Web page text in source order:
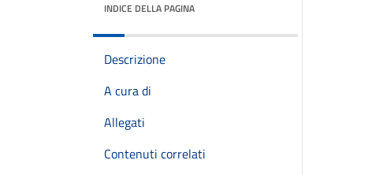
INDICE DELLA PAGINA
Descrizione
A cura di
Allegati
Contenuti correlati